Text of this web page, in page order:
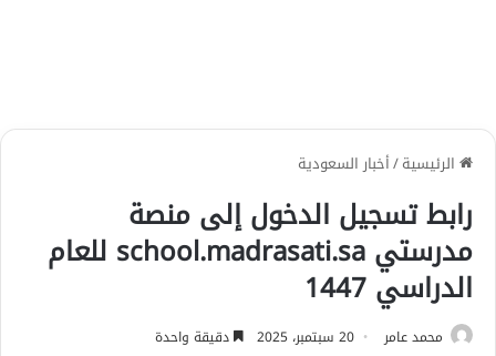
الرئيسية/أخبار السعودية
رابط تسجيل الدخول إلى منصة
مدرستي school.madrasati.sa للعام
الدراسي 1447
محمد عامر 20 سبتمبر، 2025 دقيقة واحدة